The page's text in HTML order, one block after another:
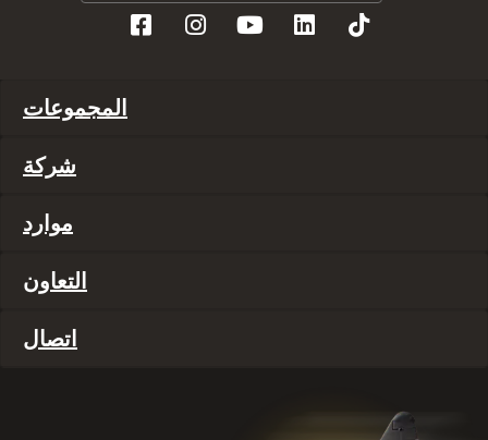
المجموعات
شركة
موارد
التعاون
اتصال